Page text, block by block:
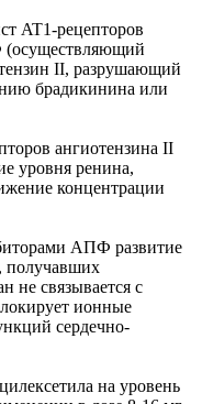
AT1-рецепторов
(осуществляющий
II, разрушающий
брадикинина или
ангиотензина II
уровня ренина,
концентрации
АПФ развитие
получавших
не связывается с
ионные
сердечно-
на уровень